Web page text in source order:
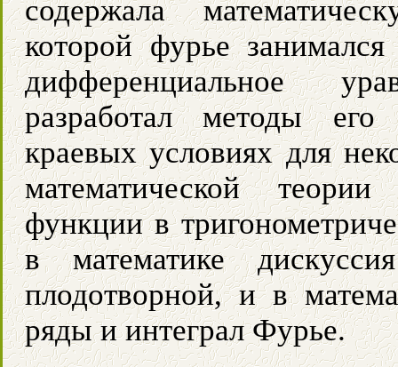
содержала
которой фурье
дифференциальное
разработал методы
краевых условиях для
математической
функции в
в математике
плодотворной, и в
ряды и интеграл Фурье.